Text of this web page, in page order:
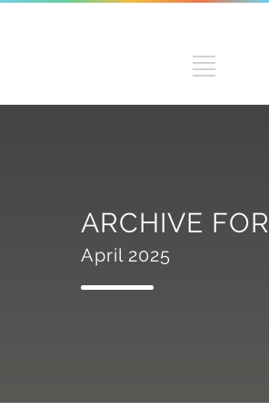
ARCHIVE FOR
April 2025